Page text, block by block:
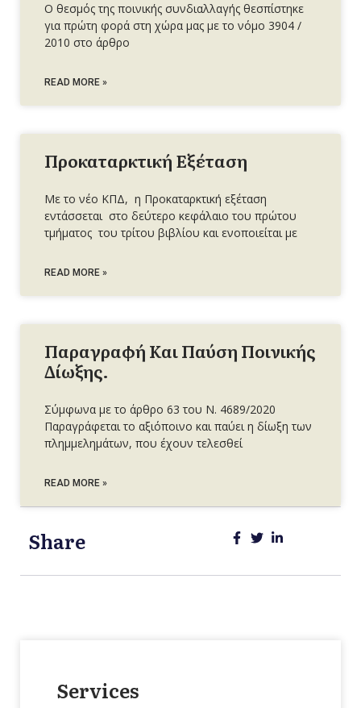
Ο θεσμός της ποινικής συνδιαλλαγής θεσπίστηκε
για πρώτη φορά στη χώρα μας με το νόμο 3904 /
2010 στο άρθρο
READ MORE »
Προκαταρκτική Εξέταση
Με το νέο ΚΠΔ, η Προκαταρκτική εξέταση
εντάσσεται στο δεύτερο κεφάλαιο του πρώτου
τμήματος του τρίτου βιβλίου και ενοποιείται με
READ MORE »
Παραγραφή Και Παύση Ποινικής
Δίωξης.
Σύμφωνα με το άρθρο 63 του Ν. 4689/2020
Παραγράφεται το αξιόποινο και παύει η δίωξη των
πλημμελημάτων, που έχουν τελεσθεί
READ MORE »
Share
Services